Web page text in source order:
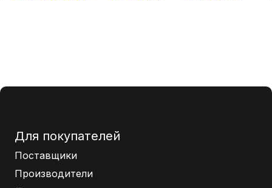
Для покупателей
Поставщики
Производители